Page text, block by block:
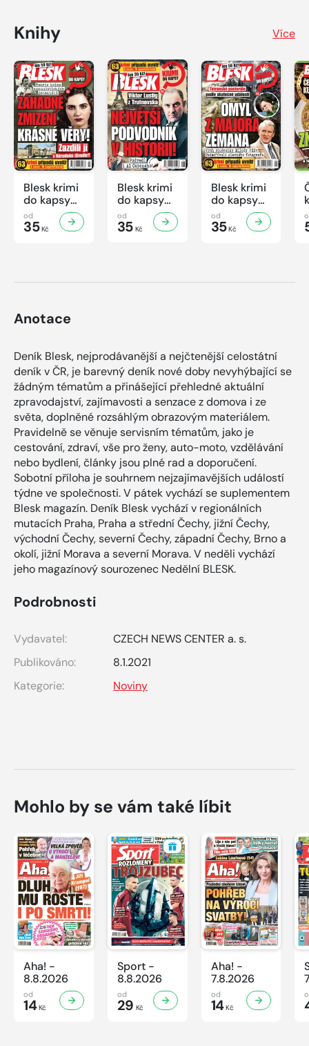
Knihy Více
Blesk krimi
do kapsy
č.7/2026
od
35Kč
Blesk krimi
do kapsy
č.6/2026
od
35Kč
Blesk krimi
do kapsy
č.5/2026
od
35Kč
Anotace
Deník Blesk, nejprodávanější a nejčtenější celostátní
deník v ČR, je barevný deník nové doby nevyhýbající se
žádným tématům a přinášející přehledné aktuální
zpravodajství, zajímavosti a senzace z domova i ze
světa, doplněné rozsáhlým obrazovým materiálem.
Pravidelně se věnuje servisním tématům, jako je
cestování, zdraví, vše pro ženy, auto-moto, vzdělávání
nebo bydlení, články jsou plné rad a doporučení.
Sobotní příloha je souhrnem nejzajímavějších událostí
týdne ve společnosti. V pátek vychází se suplementem
Blesk magazín. Deník Blesk vychází v regionálních
mutacích Praha, Praha a střední Čechy, jižní Čechy,
východní Čechy, severní Čechy, západní Čechy, Brno a
okolí, jižní Morava a severní Morava. V neděli vychází
jeho magazínový sourozenec Nedělní BLESK.
Podrobnosti
Vydavatel:
CZECH NEWS CENTER a. s.
Publikováno:
8.1.2021
Kategorie:
Noviny
Mohlo by se vám také líbit
Aha! -
8.8.2026
od
14Kč
Sport -
8.8.2026
od
29 Kč
Aha! -
7.8.2026
od
14Kč